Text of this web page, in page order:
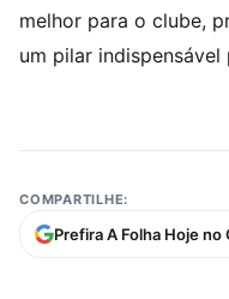
melhor para o clube,
um pilar
COMPARTILHE:
Prefira A Folha Hoje no